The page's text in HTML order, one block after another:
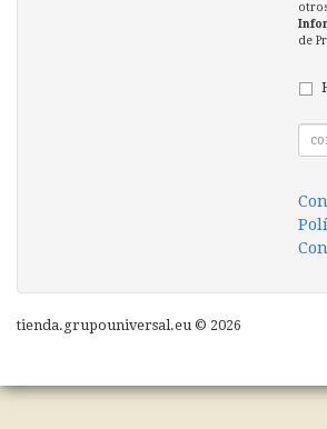
de
tienda.grupouniversal.eu © 2026